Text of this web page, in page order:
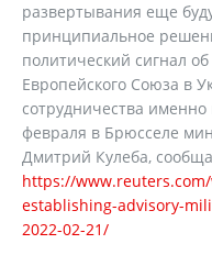
развертывания еще
принципиальное
политический сигнал
Европейского Союза в
сотрудничества именно
февраля в Брюсселе
Дмитрий Кулеба,
https://
establishing-advisory-
2022-02-21/